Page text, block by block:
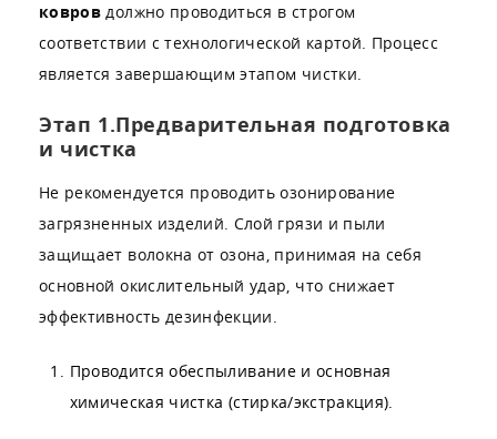
ковров должно проводиться в строгом
соответствии с технологической картой. Процесс
является завершающим этапом чистки.
Этап 1.Предварительная подготовка
и чистка
Не рекомендуется проводить озонирование
загрязненных изделий. Слой грязи и пыли
защищает волокна от озона, принимая на себя
основной окислительный удар, что снижает
эффективность дезинфекции.
Проводится обеспыливание и основная
химическая чистка (стирка/экстракция).